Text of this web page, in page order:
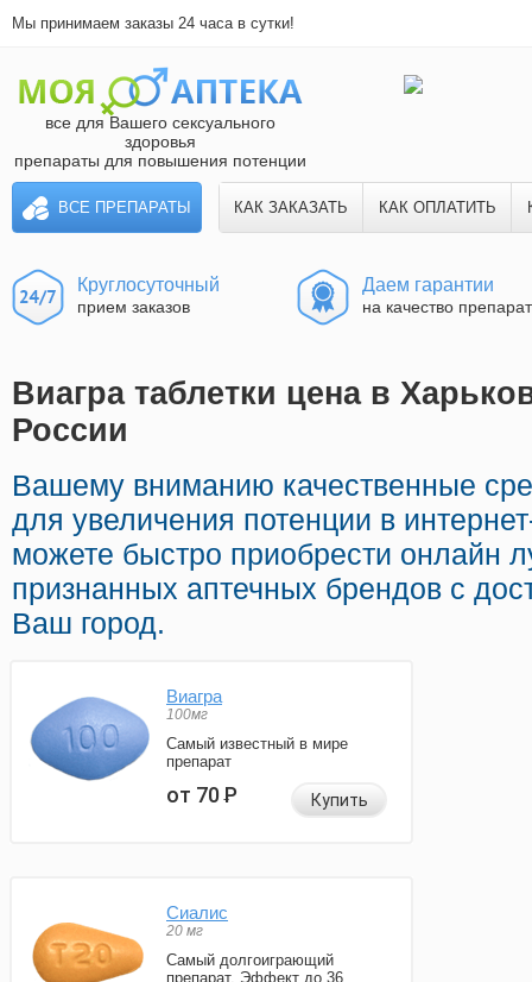
Мы принимаем заказы 24 часа в сутки!
все для Вашего сексуального
здоровья
препараты для повышения потенции
ВСЕ ПРЕПАРАТЫ КАК ЗАКАЗАТЬ КАК ОПЛАТИТЬ
Круглосуточный
прием заказов
Даем гарантии
на качество
Виагра таблетки цена в
России
Вашему вниманию качественные
для увеличения потенции в
можете быстро приобрести онлайн
признанных аптечных брендов с
Ваш город.
Виагра
100мг
Самый известный в мире
препарат
от 70Р Купить
Сиалис
20 мг
Самый долгоиграющий
препарат. Эффект до 36